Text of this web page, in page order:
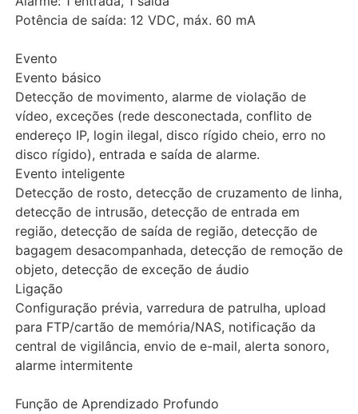
Potência de saída: 12 VDC, máx. 60 mA
Evento
Evento básico
Detecção de movimento, alarme de violação de
vídeo, exceções (rede desconectada, conflito de
endereço IP, login ilegal, disco rígido cheio, erro no
disco rígido), entrada e saída de alarme.
Evento inteligente
Detecção de rosto, detecção de cruzamento de linha,
detecção de intrusão, detecção de entrada em
região, detecção de saída de região, detecção de
bagagem desacompanhada, detecção de remoção de
objeto, detecção de exceção de áudio
Ligação
Configuração prévia, varredura de patrulha, upload
para FTP/cartão de memória/NAS, notificação da
central de vigilância, envio de e-mail, alerta sonoro,
alarme intermitente
Função de Aprendizado Profundo